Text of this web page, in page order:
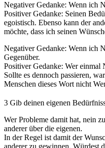
Negativer Gedanke: Wenn ich
Positiver Gedanke: Seinen
egoistisch. Ebenso kann der
möchte, dass ich seinen
Negativer Gedanke: Wenn ich
Gegenüber.
Positiver Gedanke: Wer einmal
Sollte es dennoch passieren,
Menschen dieses Wort nicht
3 Gib deinen eigenen
Wer Probleme damit hat, nein
anderer über die eigenen.
In der Regel ist damit der
anderer zu gewinnen. Würdest